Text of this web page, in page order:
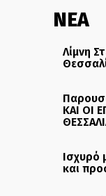
ΝΕΑ
Λίμνη
ΚΑΙ ΟΙ
Ισχυρό
και